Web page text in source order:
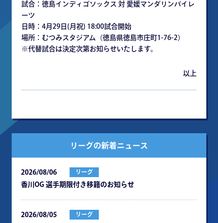
試合：徳島インディゴソックス 対 愛媛マンダリンパイレ
ーツ
日時：4月29日(月祝) 18:00試合開始
場所：むつみスタジアム（徳島県徳島市庄町1-76-2）
※代替試合は決定次第お知らせいたします。
以上
リーグの新着ニュース
2026/08/06 リーグ
⾹川OG 選⼿期限付き移籍のお知らせ
2026/08/05 リーグ